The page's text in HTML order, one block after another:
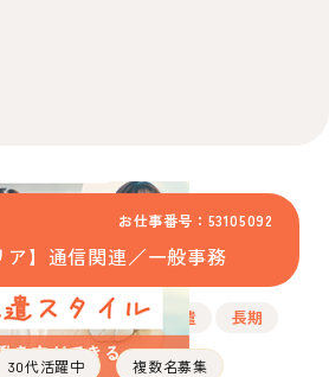
お仕事番号：53105092
ア】通信関連／一般事務
派遣 長期
30代活躍中 複数名募集